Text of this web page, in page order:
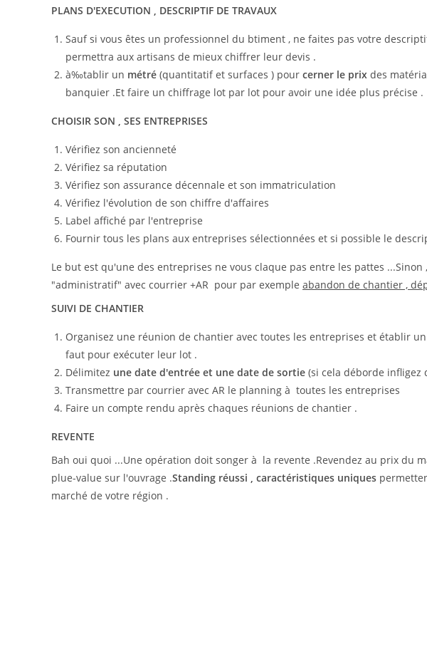
PLANS D'EXECUTION , DESCRIPTIF DE TRAVAUX
Sauf si vous êtes un professionnel du btiment , ne faites pas votre
permettra aux artisans de mieux chiffrer leur devis .
à‰tablir un métré (quantitatif et surfaces ) pour cerner le prix des
banquier .Et faire un chiffrage lot par lot pour avoir une idée plus précise .
CHOISIR SON , SES ENTREPRISES
Vérifiez son ancienneté
Vérifiez sa réputation
Vérifiez son assurance décennale et son immatriculation
Vérifiez l'évolution de son chiffre d'affaires
Label affiché par l'entreprise
Fournir tous les plans aux entreprises sélectionnées et si possible le
Le but est qu'une des entreprises ne vous claque pas entre les pattes
"administratif" avec courrier +AR pour par exemple abandon de chantier ,
SUIVI DE CHANTIER
Organisez une réunion de chantier avec toutes les entreprises et établir
faut pour exécuter leur lot .
Délimitez une date d'entrée et une date de sortie (si cela déborde infligez
Transmettre par courrier avec AR le planning à toutes les entreprises
Faire un compte rendu après chaques réunions de chantier .
REVENTE
Bah oui quoi ...Une opération doit songer à la revente .Revendez au prix du
plue-value sur l'ouvrage .Standing réussi , caractéristiques uniques
marché de votre région .